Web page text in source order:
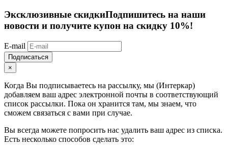
Эксклюзивные скидкиПодпишитесь на наши
новости и получите купон на скидку 10%!
E-mail
Подписаться
×
Когда Вы подписываетесь на рассылку, мы (Интеркар)
добавляем ваш адрес электронной почты в соответствующий
список рассылки. Пока он хранится там, мы знаем, что
сможем связаться с вами при случае.
Вы всегда можете попросить нас удалить ваш адрес из списка.
Есть несколько способов сделать это: